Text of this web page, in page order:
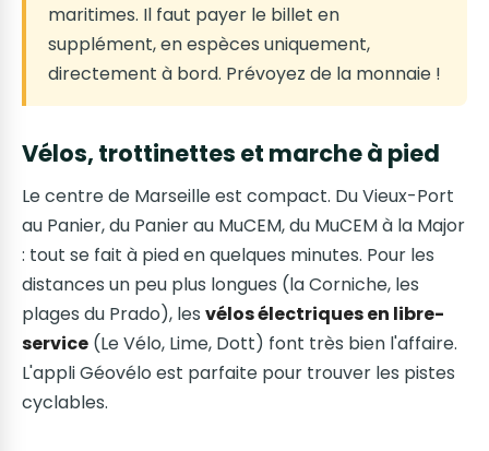
maritimes. Il faut payer le billet en
supplément, en espèces uniquement,
directement à bord. Prévoyez de la monnaie !
Vélos, trottinettes et marche à pied
Le centre de Marseille est compact. Du Vieux-Port
au Panier, du Panier au MuCEM, du MuCEM à la Major
: tout se fait à pied en quelques minutes. Pour les
distances un peu plus longues (la Corniche, les
plages du Prado), les vélos électriques en libre-
service (Le Vélo, Lime, Dott) font très bien l'affaire.
L'appli Géovélo est parfaite pour trouver les pistes
cyclables.